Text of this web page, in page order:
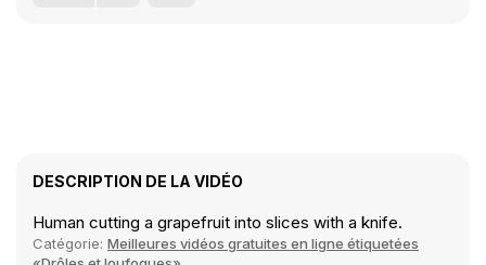
DESCRIPTION DE LA VIDÉO
Human cutting a grapefruit into slices with a knife.
Catégorie: Meilleures vidéos gratuites en ligne étiquetées